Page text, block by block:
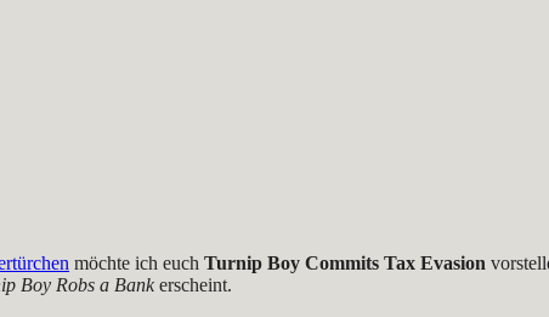
möchte ich euch Turnip Boy Commits Tax Evasion
Boy Robs a Bank erscheint.